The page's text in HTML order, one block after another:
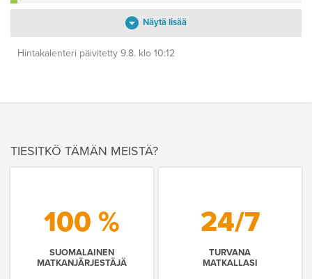
Näytä lisää
Hintakalenteri päivitetty 9.8. klo 10:12
TIESITKÖ TÄMÄN MEISTÄ?
100 %
SUOMALAINEN
MATKANJÄRJESTÄJÄ
24/7
TURVANA
MATKALLASI